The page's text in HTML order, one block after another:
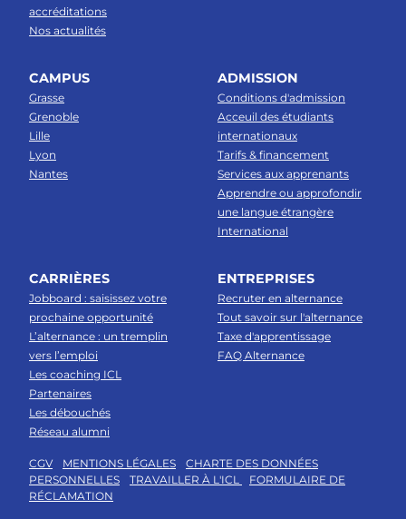
accréditations
Nos actualités
CAMPUS
Grasse
Grenoble
Lille
Lyon
Nantes
ADMISSION
Conditions d'admission
Acceuil des étudiants
internationaux
Tarifs & financement
Services aux apprenants
Apprendre ou approfondir
une langue étrangère
International
CARRIÈRES
Jobboard : saisissez votre
prochaine opportunité
L’alternance : un tremplin
vers l’emploi
Les coaching ICL
Partenaires
Les débouchés
Réseau alumni
ENTREPRISES
Recruter en alternance
Tout savoir sur l'alternance
Taxe d'apprentissage
FAQ Alternance
CGV MENTIONS LÉGALES
CHARTE DES DONNÉES
PERSONNELLES
TRAVAILLER À L'ICL
FORMULAIRE DE
RÉCLAMATION